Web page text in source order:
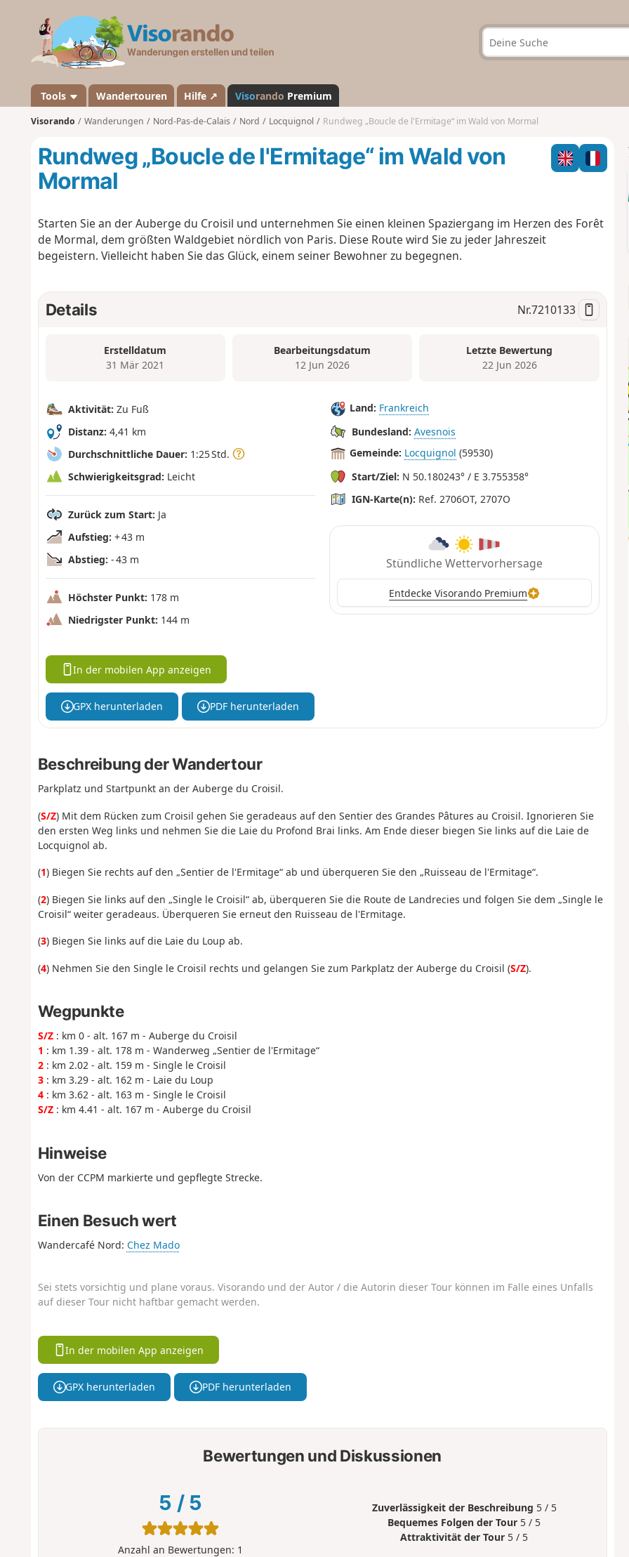
a
n
d
Tools Wandertouren Hilfe ↗ Visorando Premium
Visorando Wanderungen Nord-Pas-de-Calais Nord Locquignol Rundweg „Boucle de l'Ermitage“ im Wald von Mormal
Rundweg „Boucle de l'Ermitage“ im Wald von
Mormal
Starten Sie an der Auberge du Croisil und unternehmen Sie einen kleinen Spaziergang im Herzen des Forêt
de Mormal, dem größten Waldgebiet nördlich von Paris. Diese Route wird Sie zu jeder Jahreszeit
begeistern. Vielleicht haben Sie das Glück, einem seiner Bewohner zu begegnen.
Details Nr.7210133
Erstelldatum
31 Mär 2021
Bearbeitungsdatum
12 Jun 2026
Letzte Bewertung
22 Jun 2026
Aktivität: Zu Fuß
Distanz: 4,41 km
Durchschnittliche Dauer: 1:25 Std.
Schwierigkeitsgrad: Leicht
Zurück zum Start: Ja
Aufstieg: + 43 m
Abstieg: - 43 m
Höchster Punkt: 178 m
Niedrigster Punkt: 144 m
Land: Frankreich
Bundesland: Avesnois
Gemeinde: Locquignol (59530)
Start/Ziel: N 50.180243° / E 3.755358°
IGN-Karte(n): Ref. 2706OT, 2707O
Stündliche Wettervorhersage
Entdecke Visorando Premium
In der mobilen App anzeigen
GPX herunterladen PDF herunterladen
Beschreibung der Wandertour
Parkplatz und Startpunkt an der Auberge du Croisil.
(S/Z) Mit dem Rücken zum Croisil gehen Sie geradeaus auf den Sentier des Grandes Pâtures au Croisil. Ignorieren Sie
den ersten Weg links und nehmen Sie die Laie du Profond Brai links. Am Ende dieser biegen Sie links auf die Laie de
Locquignol ab.
(1) Biegen Sie rechts auf den „Sentier de l'Ermitage“ ab und überqueren Sie den „Ruisseau de l'Ermitage“.
(2) Biegen Sie links auf den „Single le Croisil“ ab, überqueren Sie die Route de Landrecies und folgen Sie dem „Single le
Croisil“ weiter geradeaus. Überqueren Sie erneut den Ruisseau de l'Ermitage.
(3) Biegen Sie links auf die Laie du Loup ab.
(4) Nehmen Sie den Single le Croisil rechts und gelangen Sie zum Parkplatz der Auberge du Croisil (S/Z).
Wegpunkte
S/Z: km 0 - alt. 167 m - Auberge du Croisil
1 : km 1.39 - alt. 178 m - Wanderweg „Sentier de l'Ermitage“
2: km 2.02 - alt. 159 m - Single le Croisil
3: km 3.29 - alt. 162 m - Laie du Loup
4: km 3.62 - alt. 163 m - Single le Croisil
S/Z: km 4.41 - alt. 167 m - Auberge du Croisil
Hinweise
Von der CCPM markierte und gepflegte Strecke.
Einen Besuch wert
Wandercafé Nord: Chez Mado
Sei stets vorsichtig und plane voraus. Visorando und der Autor / die Autorin dieser Tour können im Falle eines Unfalls
auf dieser Tour nicht haftbar gemacht werden.
In der mobilen App anzeigen
GPX herunterladen PDF herunterladen
Bewertungen und Diskussionen
5 / 5
Anzahl an Bewertungen: 1
Zuverlässigkeit der Beschreibung 5 / 5
Bequemes Folgen der Tour 5 / 5
Attraktivität der Tour 5 / 5